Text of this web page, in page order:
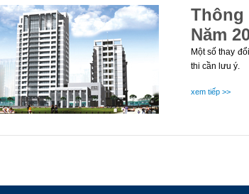
Thông
Năm
Một số thay
thi cần lưu ý.
xem tiếp >>